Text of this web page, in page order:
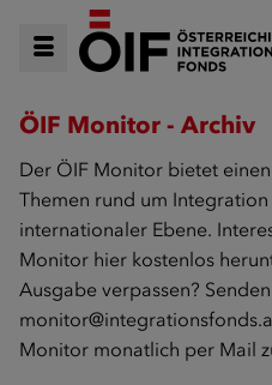
ÖIF Monitor - Archiv
Der ÖIF Monitor bietet
Themen rund um
internationaler Ebene.
Monitor hier kostenlos
Ausgabe verpassen?
Monitor monatlich per Mail